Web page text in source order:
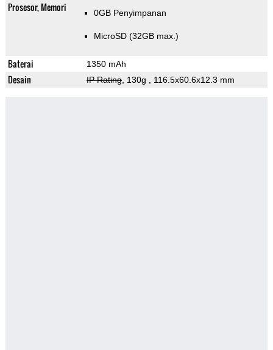
Prosesor, Memori 0GB Penyimpanan
MicroSD (32GB max.)
Baterai 1350 mAh
Desain IP Rating, 130g , 116.5x60.6x12.3 mm